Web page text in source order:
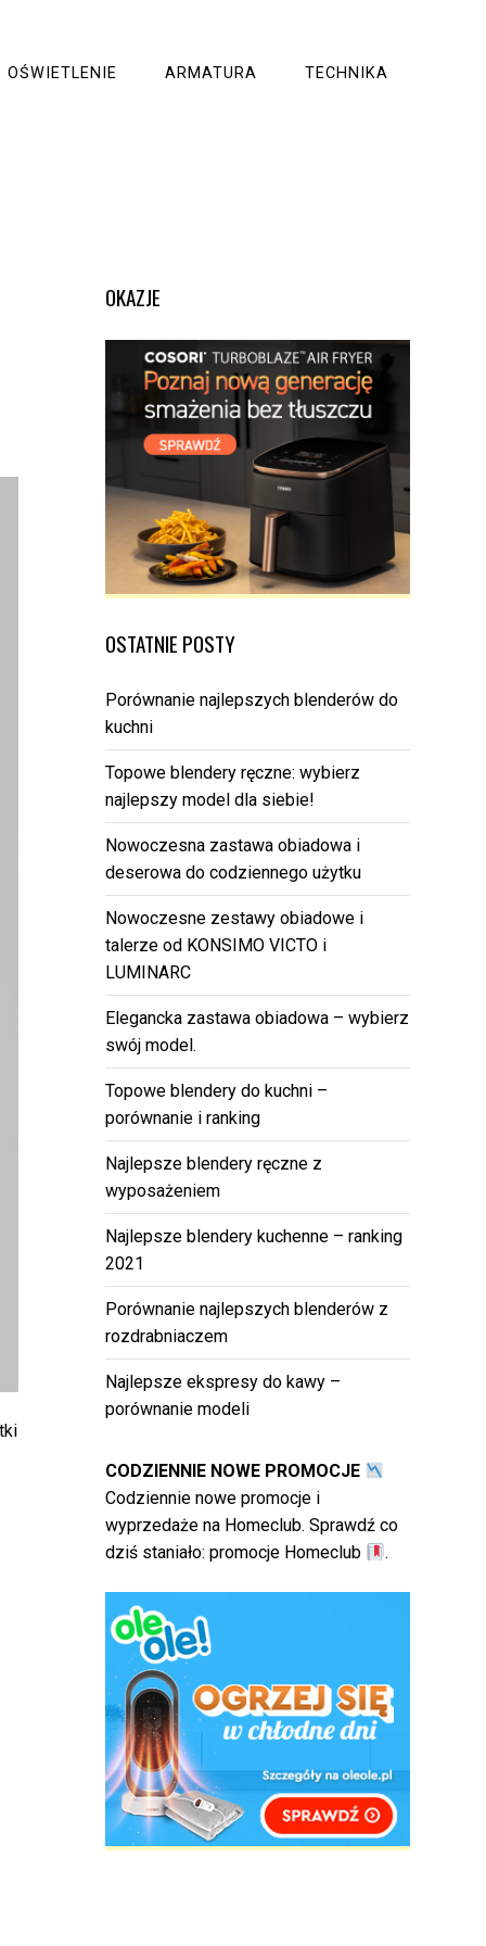
OŚWIETLENIE ARMATURA TECHNIKA
OKAZJE
OSTATNIE POSTY
Porównanie najlepszych blenderów do
kuchni
Topowe blendery ręczne: wybierz
najlepszy model dla siebie!
Nowoczesna zastawa obiadowa i
deserowa do codziennego użytku
Nowoczesne zestawy obiadowe i
talerze od KONSIMO VICTO i
LUMINARC
Elegancka zastawa obiadowa – wybierz
swój model.
Topowe blendery do kuchni –
porównanie i ranking
Najlepsze blendery ręczne z
wyposażeniem
Najlepsze blendery kuchenne – ranking
2021
Porównanie najlepszych blenderów z
rozdrabniaczem
Najlepsze ekspresy do kawy –
porównanie modeli
CODZIENNIE NOWE PROMOCJE
Codziennie nowe promocje i
wyprzedaże na Homeclub. Sprawdź co
dziś staniało: promocje Homeclub .